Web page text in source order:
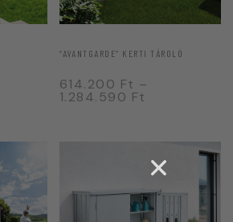
“AVANTGARDE” KERTI TÁROLÓ
614.200 Ft –
1.284.590 Ft